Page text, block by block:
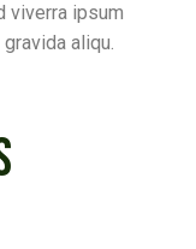
viverra ipsum
aliqu.